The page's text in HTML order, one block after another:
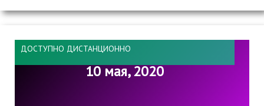
ДОСТУПНО ДИСТАНЦИОННО
10 мая, 2020